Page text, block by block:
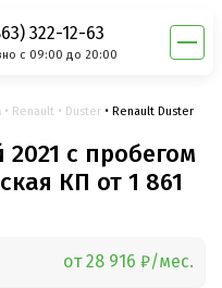
322-12-63
с 09:00 до 20:00
Renault Duster Renault Duster
с пробегом
КП от 1 861
от 28 916 ₽/мес.